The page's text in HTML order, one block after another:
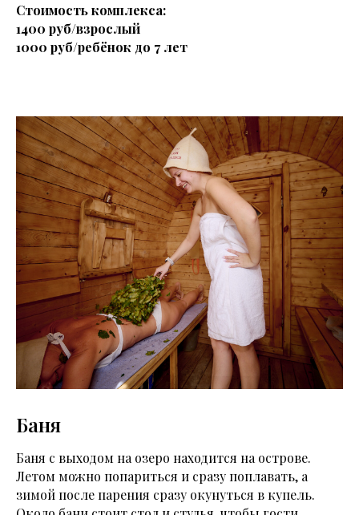
Стоимость комплекса:
1400 руб/взрослый
1000 руб/ребёнок до 7 лет
Баня
Баня с выходом на озеро находится на острове.
Летом можно попариться и сразу поплавать, а
зимой после парения сразу окунуться в купель.